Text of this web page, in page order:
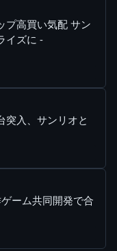
プ高買い気配 サン
イズに -
突入、サンリオと
ーム共同開発で合